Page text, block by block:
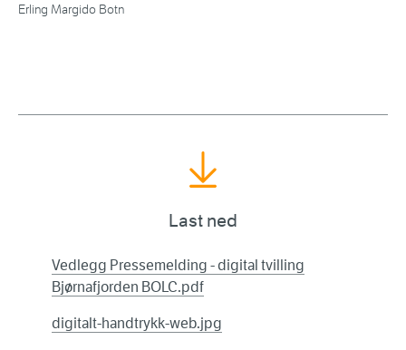
Erling Margido Botn
Last ned
Vedlegg Pressemelding - digital tvilling
Bjørnafjorden BOLC.pdf
digitalt-handtrykk-web.jpg